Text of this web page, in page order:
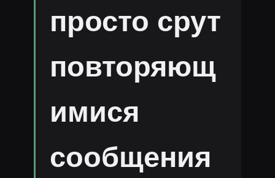
просто срут
повторяющ
имися
сообщения